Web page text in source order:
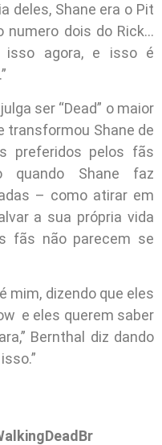
deles, Shane era o Pit
numero dois do Rick…
agora, e isso é
ser “Dead” o maior
transformou Shane de
preferidos pelos fãs
quando Shane faz
– como atirar em
a sua própria vida
fãs não parecem se
mim, dizendo que eles
e eles querem saber
Bernthal diz dando